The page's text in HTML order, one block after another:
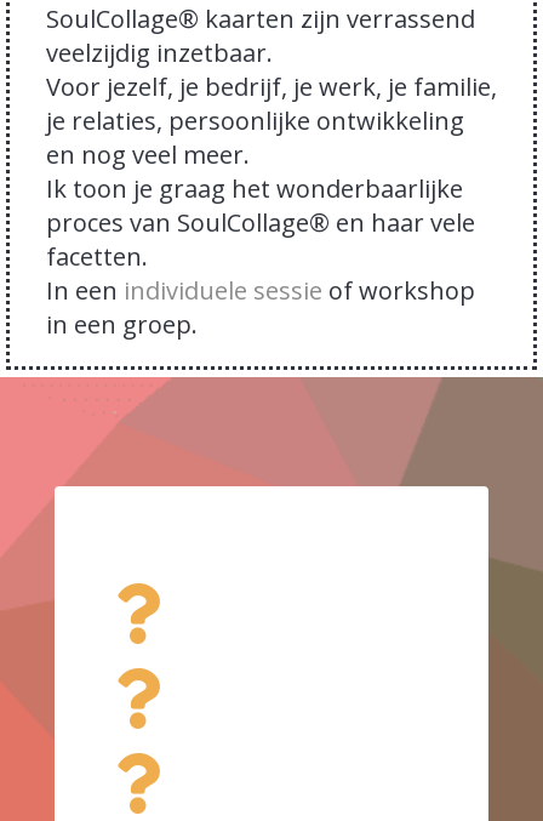
SoulCollage® kaarten zijn verrassend
veelzijdig inzetbaar.
Voor jezelf, je bedrijf, je werk, je familie,
je relaties, persoonlijke ontwikkeling
en nog veel meer.
Ik toon je graag het wonderbaarlijke
proces van SoulCollage® en haar vele
facetten.
In een individuele sessie of workshop
in een groep.